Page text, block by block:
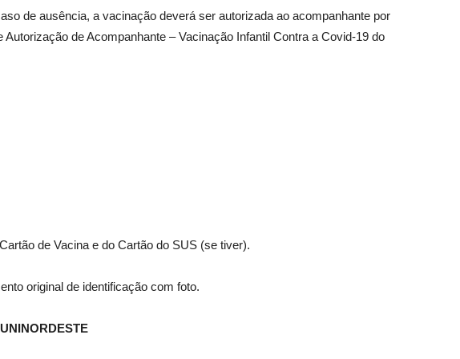
de ausência, a vacinação deverá ser autorizada ao acompanhante por
de Acompanhante – Vacinação Infantil Contra a Covid-19 do
de Vacina e do Cartão do SUS (se tiver).
original de identificação com foto.